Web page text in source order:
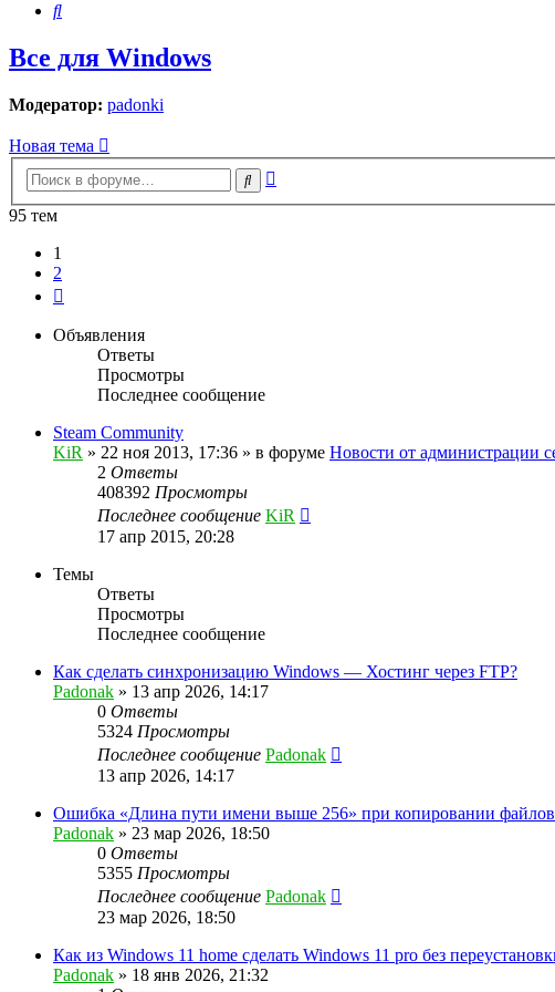
Поиск
Все для Windows
Модератор: padonki
Новая тема
Поиск
95 тем
1
2
Объявления
Ответы
Просмотры
Последнее сообщение
Steam Community
KiR » 22 ноя 2013, 17:36 » в форуме Новости от администрации
2 Ответы
408392 Просмотры
Последнее сообщение KiR
17 апр 2015, 20:28
Темы
Ответы
Просмотры
Последнее сообщение
Как сделать синхронизацию Windows — Хостинг через FTP?
Padonak » 13 апр 2026, 14:17
0 Ответы
5324 Просмотры
Последнее сообщение Padonak
13 апр 2026, 14:17
Ошибка «Длина пути имени выше 256» при копировании
Padonak » 23 мар 2026, 18:50
0 Ответы
5355 Просмотры
Последнее сообщение Padonak
23 мар 2026, 18:50
Как из Windows 11 home сделать Windows 11 pro без
Padonak » 18 янв 2026, 21:32